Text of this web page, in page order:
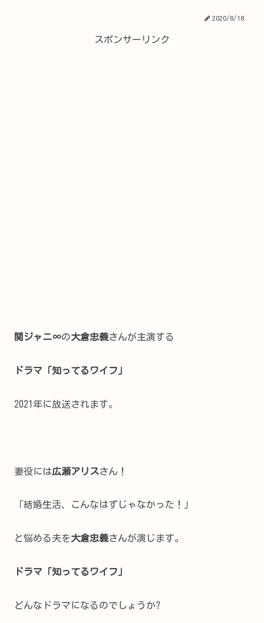
2020/8/18
スポンサーリンク
関ジャニ∞の大倉忠義さんが主演する
ドラマ「知ってるワイフ」
2021年に放送されます。
妻役には広瀬アリスさん！
「結婚生活、こんなはずじゃなかった！」
と悩める夫を大倉忠義さんが演じます。
ドラマ「知ってるワイフ」
どんなドラマになるのでしょうか?